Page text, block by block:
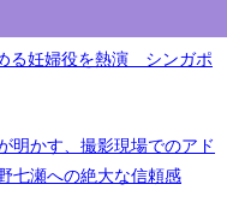
る妊婦役を熱演 シンガポ
明かす、撮影現場でのアド
七瀬への絶大な信頼感